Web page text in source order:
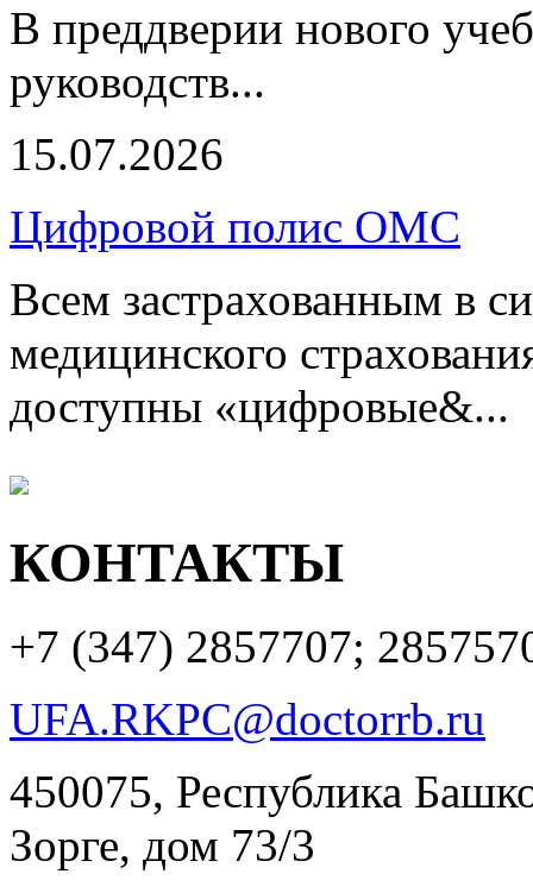
В преддверии нового
руководств...
15.07.2026
Цифровой полис ОМС
Всем застрахованным в
медицинского
доступны «цифровые&...
КОНТАКТЫ
+7 (347) 2857707;
UFA.RKPC@doctorrb.ru
450075, Республика
Зорге, дом 73/3